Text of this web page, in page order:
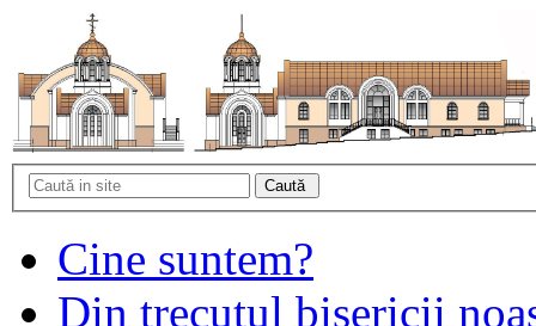
Cine suntem?
Din trecutul bisericii